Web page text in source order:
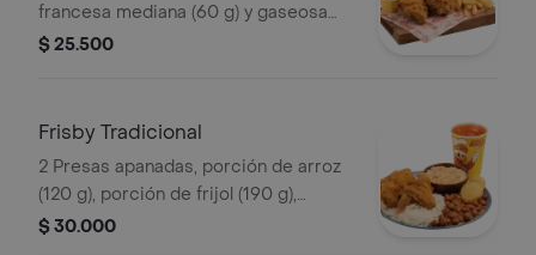
francesa mediana (60 g) y gaseosa
(325 ml)
$ 25.500
Frisby Tradicional
2 Presas apanadas, porción de arroz
(120 g), porción de frijol (190 g),
ensalada de repollo personal (145 g), 2
$ 30.000